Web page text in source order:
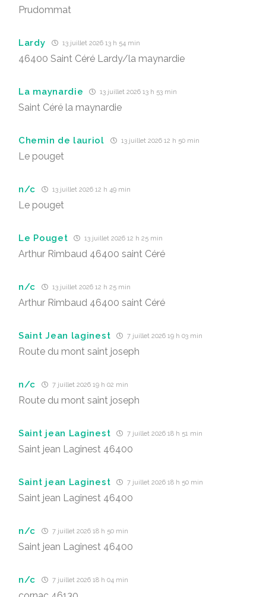
Prudommat
Lardy 13 juillet 2026 13 h 54 min
46400 Saint Céré Lardy/la maynardie
La maynardie 13 juillet 2026 13 h 53 min
Saint Céré la maynardie
Chemin de lauriol 13 juillet 2026 12 h 50 min
Le pouget
n/c 13 juillet 2026 12 h 49 min
Le pouget
Le Pouget 13 juillet 2026 12 h 25 min
Arthur Rimbaud 46400 saint Céré
n/c 13 juillet 2026 12 h 25 min
Arthur Rimbaud 46400 saint Céré
Saint Jean laginest 7 juillet 2026 19 h 03 min
Route du mont saint joseph
n/c 7 juillet 2026 19 h 02 min
Route du mont saint joseph
Saint jean Laginest 7 juillet 2026 18 h 51 min
Saint jean Laginest 46400
Saint jean Laginest 7 juillet 2026 18 h 50 min
Saint jean Laginest 46400
n/c 7 juillet 2026 18 h 50 min
Saint jean Laginest 46400
n/c 7 juillet 2026 18 h 04 min